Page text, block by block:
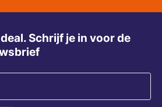
Schrijf je in voor de